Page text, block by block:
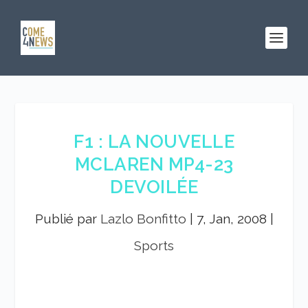
F1 : LA NOUVELLE
MCLAREN MP4-23
DEVOILÉE
Publié par Lazlo Bonfitto 7, Jan, 2008
Sports